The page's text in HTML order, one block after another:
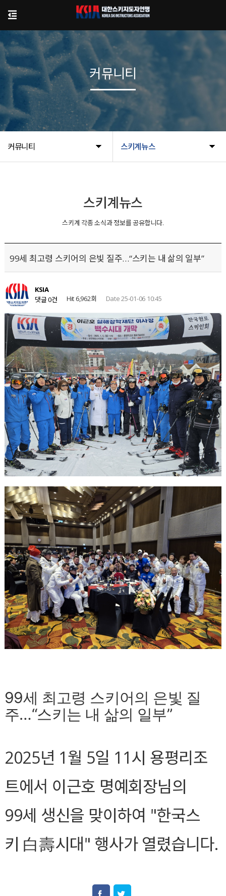
커뮤니티 스키계뉴스
커뮤니티
스키계뉴스
스키계 각종 소식과 정보를 공유합니다.
99세 최고령 스키어의 은빛 질주…“스키는 내 삶의 일부”
KSIA
댓글 0건
Hit 6,962회 Date 25-01-06 10:45
99세 최고령 스키어의 은빛 질
주…“스키는 내 삶의 일부”
2025년 1월 5일 11시 용평리조
트에서 이근호 명예회장님의
99세 생신을 맞이하여 "한국스
키 白壽시대" 행사가 열렸습니다.